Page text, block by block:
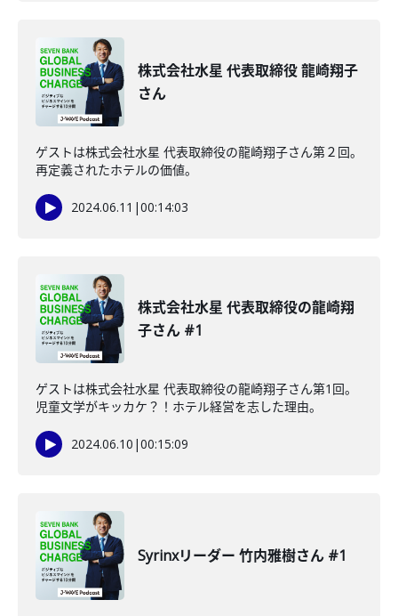
株式会社水星 代表取締役 龍崎翔子
さん
ゲストは株式会社水星 代表取締役の龍崎翔子さん第２回。
再定義されたホテルの価値。
2024.06.11 |00:14:03
株式会社水星 代表取締役の龍崎翔
子さん #1
ゲストは株式会社水星 代表取締役の龍崎翔子さん第1回。
児童文学がキッカケ？！ホテル経営を志した理由。
2024.06.10 |00:15:09
Syrinxリーダー 竹内雅樹さん #1